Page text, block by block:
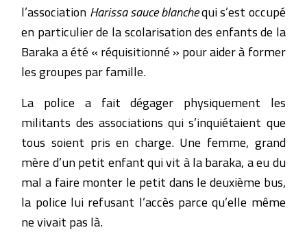
l’association Harissa sauce blanchequi s’est occupé
en particulier de la scolarisation des enfants de la
Baraka a été « réquisitionné » pour aider à former
les groupes par famille.
La police a fait dégager physiquement les
militants des associations qui s’inquiétaient que
tous soient pris en charge. Une femme, grand
mère d’un petit enfant qui vit à la baraka, a eu du
mal a faire monter le petit dans le deuxième bus,
la police lui refusant l’accès parce qu’elle même
ne vivait pas là.